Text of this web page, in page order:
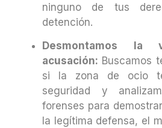
ninguno de tus
detención.
Desmontamos
acusación: Buscamos
si la zona de ocio
seguridad y
forenses para
la legítima defensa, el